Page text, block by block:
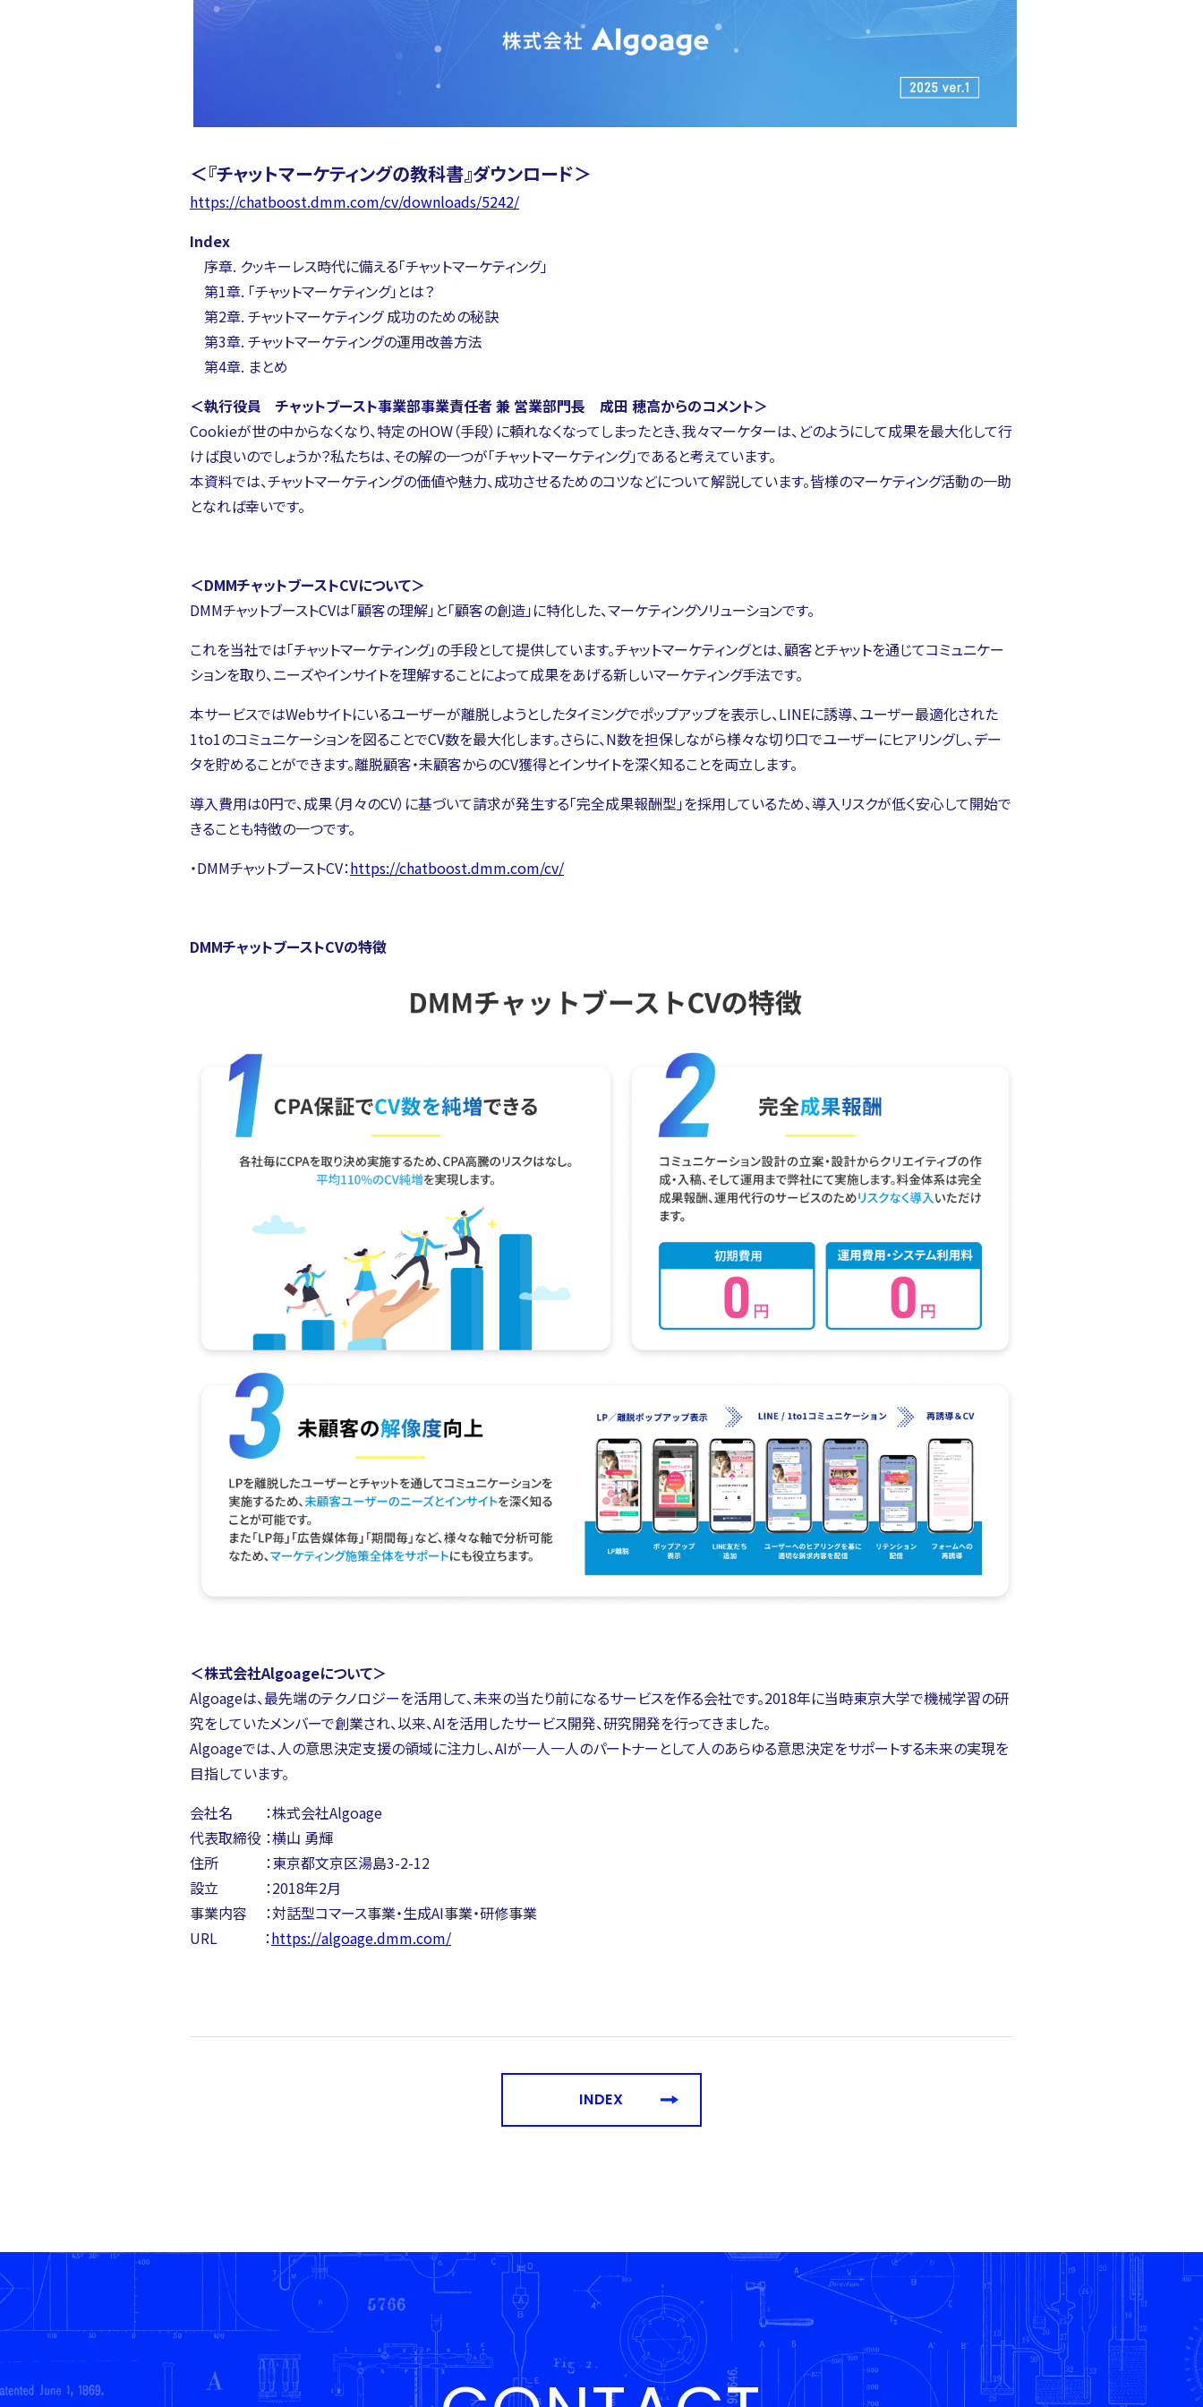
＜『チャットマーケティングの教科書』ダウンロード＞
https://chatboost.dmm.com/cv/downloads/5242/
Index
序章. クッキーレス時代に備える「チャットマーケティング」
第1章. 「チャットマーケティング」とは？
第2章. チャットマーケティング 成功のための秘訣
第3章. チャットマーケティングの運用改善方法
第4章. まとめ
＜執行役員 チャットブースト事業部事業責任者 兼 営業部門長 成田 穂高からのコメント＞
Cookieが世の中からなくなり、特定のHOW（手段）に頼れなくなってしまったとき、我々マーケターは、どのようにして成果を最大化して行
けば良いのでしょうか？私たちは、その解の一つが「チャットマーケティング」であると考えています。
本資料では、チャットマーケティングの価値や魅力、成功させるためのコツなどについて解説しています。皆様のマーケティング活動の一助
となれば幸いです。
＜DMMチャットブーストCVについて＞
DMMチャットブーストCVは「顧客の理解」と「顧客の創造」に特化した、マーケティングソリューションです。
これを当社では「チャットマーケティング」の手段として提供しています。チャットマーケティングとは、顧客とチャットを通じてコミュニケー
ションを取り、ニーズやインサイトを理解することによって成果をあげる新しいマーケティング手法です。
本サービスではWebサイトにいるユーザーが離脱しようとしたタイミングでポップアップを表示し、LINEに誘導、ユーザー最適化された
1to1のコミュニケーションを図ることでCV数を最大化します。さらに、N数を担保しながら様々な切り口でユーザーにヒアリングし、デー
タを貯めることができます。離脱顧客・未顧客からのCV獲得とインサイトを深く知ることを両立します。
導入費用は0円で、成果（月々のCV）に基づいて請求が発生する「完全成果報酬型」を採用しているため、導入リスクが低く安心して開始で
きることも特徴の一つです。
・DMMチャットブーストCV：https://chatboost.dmm.com/cv/
DMMチャットブーストCVの特徴
＜株式会社Algoageについて＞
Algoageは、最先端のテクノロジーを活用して、未来の当たり前になるサービスを作る会社です。2018年に当時東京大学で機械学習の研
究をしていたメンバーで創業され、以来、AIを活用したサービス開発、研究開発を行ってきました。
Algoageでは、人の意思決定支援の領域に注力し、AIが一人一人のパートナーとして人のあらゆる意思決定をサポートする未来の実現を
目指しています。
会社名 ：株式会社Algoage
代表取締役 ：横山 勇輝
住所 ：東京都文京区湯島3-2-12
設立 ：2018年2月
事業内容 ：対話型コマース事業・生成AI事業・研修事業
URL ：https://algoage.dmm.com/
INDEX